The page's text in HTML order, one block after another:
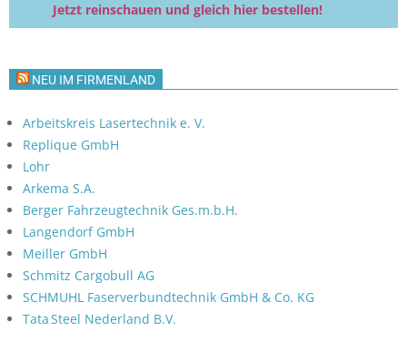
Jetzt reinschauen und gleich hier bestellen!
NEU IM FIRMENLAND
Arbeitskreis Lasertechnik e. V.
Replique GmbH
Lohr
Arkema S.A.
Berger Fahrzeugtechnik Ges.m.b.H.
Langendorf GmbH
Meiller GmbH
Schmitz Cargobull AG
SCHMUHL Faserverbundtechnik GmbH & Co. KG
Tata Steel Nederland B.V.